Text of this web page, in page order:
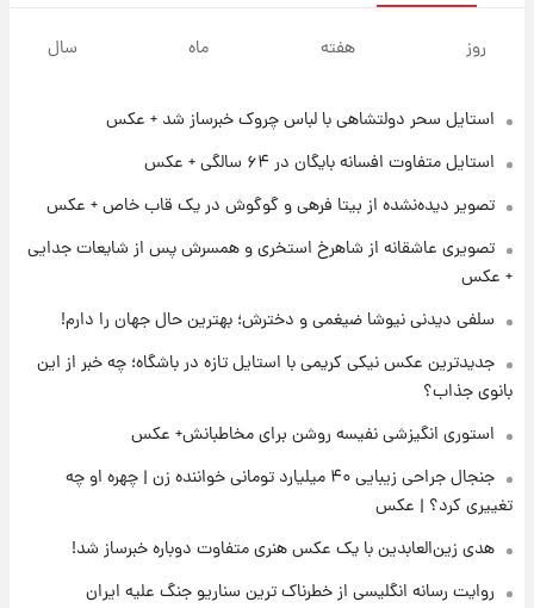
۱۲ ساعت پیش
فال قهوه روزانه یکشنبه ۱۸ مرداد ماه ۱۴۰۵
فال روزانه واقعی یکشنبه ۱۸ مرداد ۱۴۰۵
لیونل مسی عزادار شد! + جزئیات
روز هفته ماه سال
استایل سحر دولتشاهی با لباس چروک خبرساز شد + عکس
استایل متفاوت افسانه بایگان در ۶۴ سالگی + عکس
تصویر دیده‌نشده از بیتا فرهی و گوگوش در یک قاب خاص + عکس
تصویری عاشقانه از شاهرخ استخری و همسرش پس از شایعات جدایی
+ عکس
سلفی دیدنی نیوشا ضیغمی و دخترش؛ بهترین حال جهان را دارم!
جدیدترین عکس نیکی کریمی با استایل تازه در باشگاه؛ چه خبر از این
بانوی جذاب؟
استوری انگیزشی نفیسه روشن برای مخاطبانش+ عکس
جنجال جراحی زیبایی ۴۰ میلیارد تومانی خواننده زن | چهره او چه
تغییری کرد؟ | عکس
هدی زین‌العابدین با یک عکس هنری متفاوت دوباره خبرساز شد!
روایت رسانه انگلیسی از خطرناک ترین سناریو جنگ علیه ایران